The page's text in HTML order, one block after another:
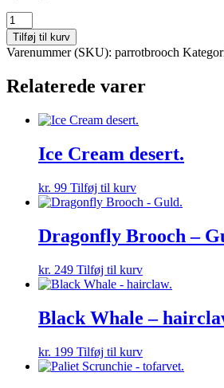
Parrot
Brooch.
antal
Tilføj til kurv
Varenummer (SKU): parrotbrooch
Relaterede varer
Ice Cream desert.
kr. 99 Tilføj til kurv
Dragonfly Brooch –
kr. 249 Tilføj til kurv
Black Whale –
kr. 199 Tilføj til kurv